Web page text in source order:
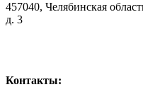
457040, Челябинская
д. 3
Контакты: